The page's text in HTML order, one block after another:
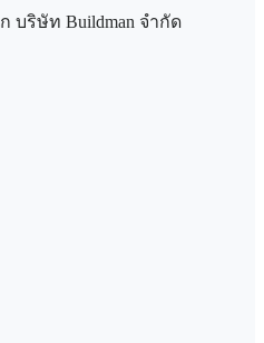
บริษัท Buildman จำกัด